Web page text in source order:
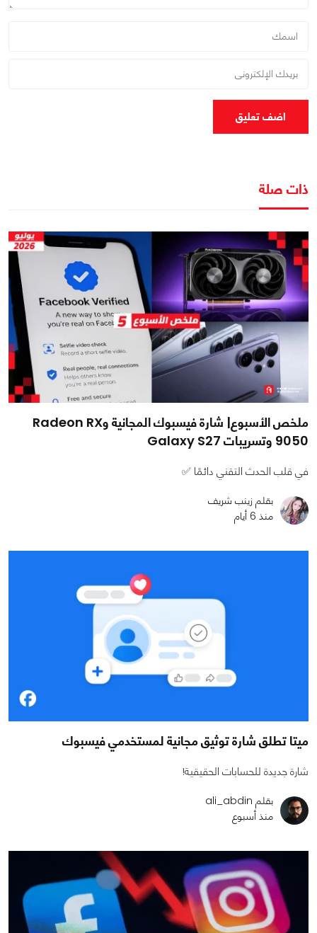
اضف تعليق
ذات صلة
ملخص الأسبوع| شارة فيسبوك المجانية وRadeon RX
9050 وتسريبات Galaxy S27
في قلب الحدث التقني دائمًا ✅
بقلم زينب شريف
منذ 6 أيام
ميتا تطلق شارة توثيق مجانية لمستخدمي فيسبوك
شارة جديدة للحسابات الحقيقية!
بقلم ali_abdin
منذ أسبوع